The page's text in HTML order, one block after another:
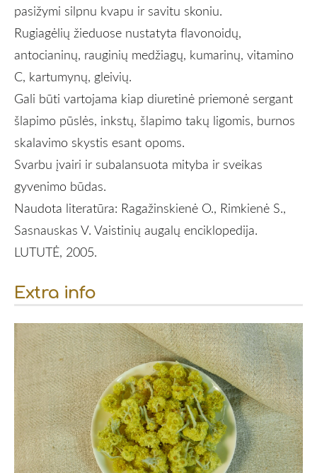
Extra info
pasižymi silpnu kvapu ir savitu skoniu.
Rugiagėlių žieduose nustatyta flavonoidų,
antocianinų, rauginių medžiagų, kumarinų, vitamino
C, kartumynų, gleivių.
Gali būti vartojama kiap diuretinė priemonė sergant
šlapimo pūslės, inkstų, šlapimo takų ligomis, burnos
skalavimo skystis esant opoms.
Svarbu įvairi ir subalansuota mityba ir sveikas
gyvenimo būdas.
Naudota literatūra: Ragažinskienė O., Rimkienė S.,
Sasnauskas V. Vaistinių augalų enciklopedija.
LUTUTĖ, 2005.